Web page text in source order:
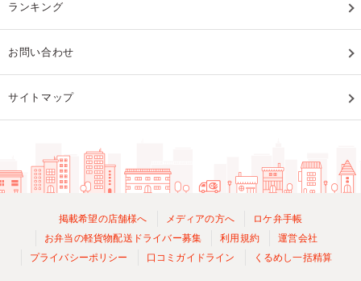
ランキング
お問い合わせ
サイトマップ
掲載希望の店舗様へ メディアの方へ
ロケ弁手帳
お弁当の軽貨物配送ドライバー募集
利用規約
運営会社
プライバシーポリシー
口コミガイドライン くるめし一括精算